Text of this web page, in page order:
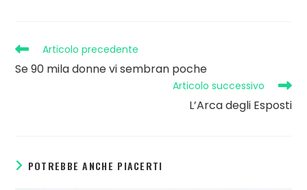
Articolo precedente
Se 90 mila donne vi sembran poche
Articolo successivo
L’Arca degli Esposti
POTREBBE ANCHE PIACERTI